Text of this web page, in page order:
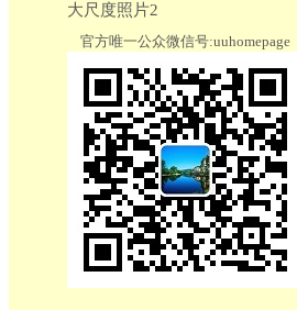
大尺度照片2
官方唯一公众微信号:uuhomepage